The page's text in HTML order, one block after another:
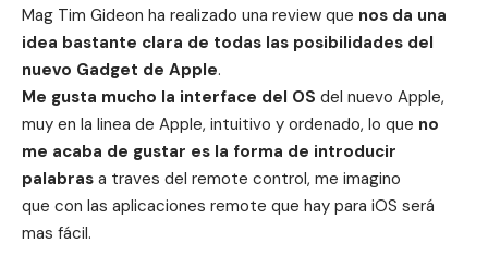
Mag Tim Gideon ha realizado una review que nos da una
idea bastante clara de todas las posibilidades del
nuevo Gadget de Apple.
Me gusta mucho la interface del OS del nuevo Apple,
muy en la linea de Apple, intuitivo y ordenado, lo que no
me acaba de gustar es la forma de introducir
palabras a traves del remote control, me imagino
que con las aplicaciones remote que hay para iOS será
mas fácil.